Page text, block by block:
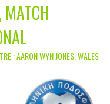
MATCH
: AARON WYN JONES, WALES